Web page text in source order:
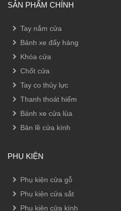
SẢN PHẨM CHÍNH
Tay nắm cửa
Bánh xe đẩy hàng
Khóa cửa
Chốt cửa
Tay co thủy lực
Thanh thoát hiểm
Bánh xe cửa lùa
Bản lề cửa kính
PHỤ KIỆN
Phụ kiện cửa gỗ
Phụ kiện cửa sắt
Phụ kiện cửa kính